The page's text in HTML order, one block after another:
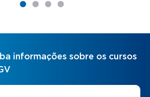
informações sobre os cursos